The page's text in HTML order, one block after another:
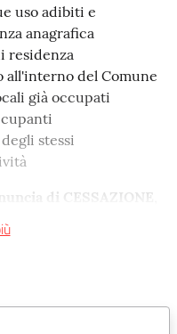
uso adibiti e
anagrafica
residenza
del Comune
già occupati
stessi
di CESSAZIONE